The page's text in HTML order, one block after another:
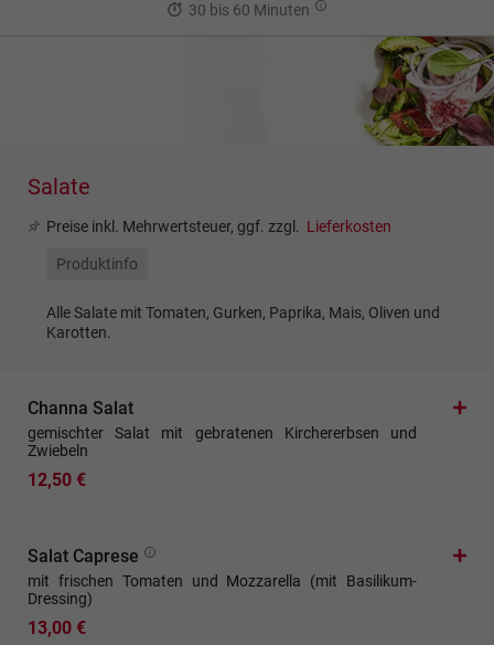
30 bis 60 Minuten
Salate
Preise inkl. Mehrwertsteuer, ggf. zzgl. Lieferkosten
Produktinfo
Alle Salate mit Tomaten, Gurken, Paprika, Mais, Oliven und
Karotten.
Channa Salat
gemischter Salat mit gebratenen Kirchererbsen und
Zwiebeln
12,50 €
Salat Caprese
mit frischen Tomaten und Mozzarella (mit Basilikum-
Dressing)
13,00 €